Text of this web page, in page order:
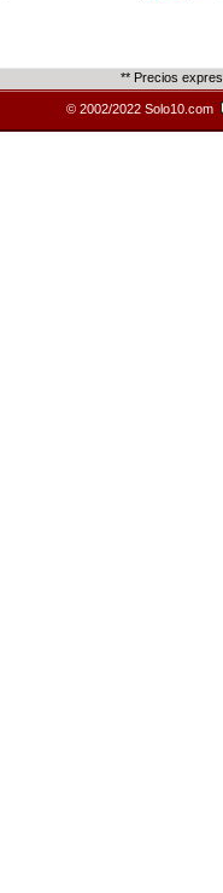
** Precios
© 2002/2022 Solo10.com